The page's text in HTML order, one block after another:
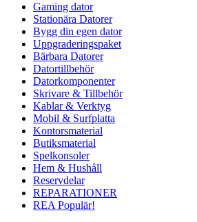
Gaming dator
Stationära Datorer
Bygg din egen dator
Uppgraderingspaket
Bärbara Datorer
Datortillbehör
Datorkomponenter
Skrivare & Tillbehör
Kablar & Verktyg
Mobil & Surfplatta
Kontorsmaterial
Butiksmaterial
Spelkonsoler
Hem & Hushåll
Reservdelar
REPARATIONER
REA Populär!